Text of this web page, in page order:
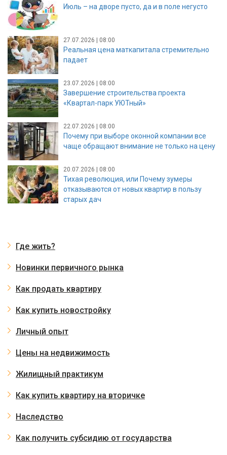
Июль – на дворе пусто, да и в поле негусто
27.07.2026 | 08:00
Реальная цена маткапитала стремительно
падает
23.07.2026 | 08:00
Завершение строительства проекта
«Квартал-парк УЮТный»
22.07.2026 | 08:00
Почему при выборе оконной компании все
чаще обращают внимание не только на цену
20.07.2026 | 08:00
Тихая революция, или Почему зумеры
отказываются от новых квартир в пользу
старых дач
Где жить?
Новинки первичного рынка
Как продать квартиру
Как купить новостройку
Личный опыт
Цены на недвижимость
Жилищный практикум
Как купить квартиру на вторичке
Наследство
Как получить субсидию от государства